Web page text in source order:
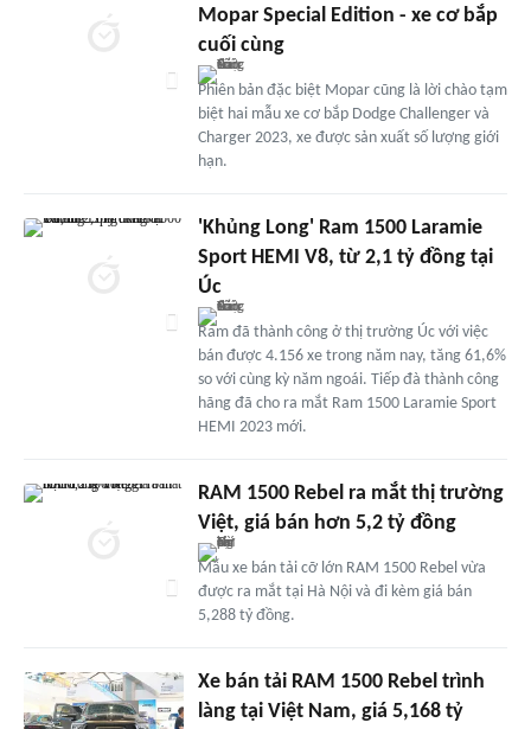
Mopar Special Edition - xe cơ bắp
cuối cùng
Phiên bản đặc biệt Mopar cũng là lời chào tạm
biệt hai mẫu xe cơ bắp Dodge Challenger và
Charger 2023, xe được sản xuất số lượng giới
hạn.
'Khủng Long' Ram 1500 Laramie
Sport HEMI V8, từ 2,1 tỷ đồng tại
Úc
Ram đã thành công ở thị trường Úc với việc
bán được 4.156 xe trong năm nay, tăng 61,6%
so với cùng kỳ năm ngoái. Tiếp đà thành công
hãng đã cho ra mắt Ram 1500 Laramie Sport
HEMI 2023 mới.
RAM 1500 Rebel ra mắt thị trường
Việt, giá bán hơn 5,2 tỷ đồng
Mẫu xe bán tải cỡ lớn RAM 1500 Rebel vừa
được ra mắt tại Hà Nội và đi kèm giá bán
5,288 tỷ đồng.
Xe bán tải RAM 1500 Rebel trình
làng tại Việt Nam, giá 5,168 tỷ